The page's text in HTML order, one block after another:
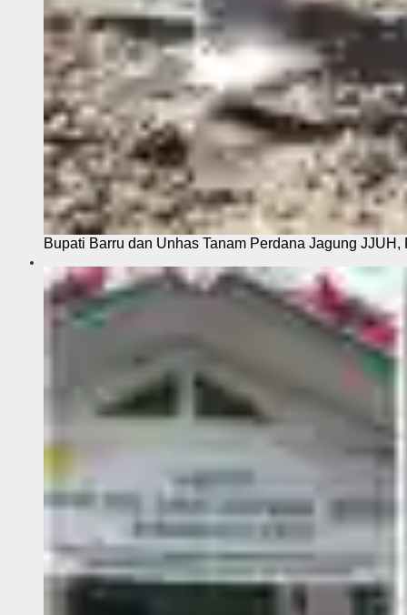
Bupati Barru dan Unhas Tanam Perdana Jagung